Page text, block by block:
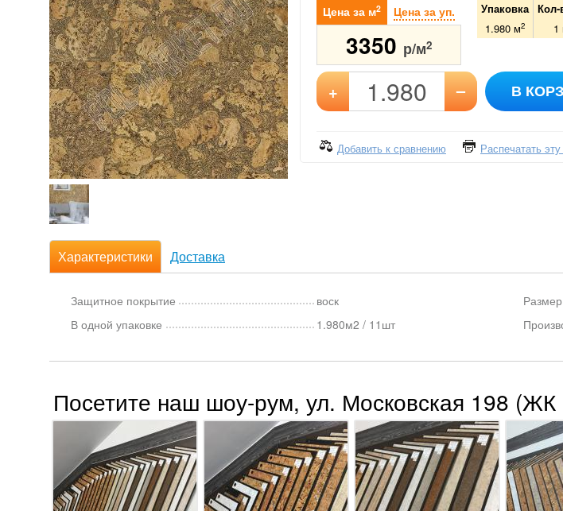
Цена за м2 Цена за уп.
3350 р/м2
Упаковка Кол-
1.980 м2 1
+ – В
Добавить к сравнению Распечатать
Характеристики Доставка
Защитное покрытие
воск
В одной упаковке
1.980м2 / 11шт
Размер
Посетите наш шоу-рум, ул. Московская 198 (ЖК